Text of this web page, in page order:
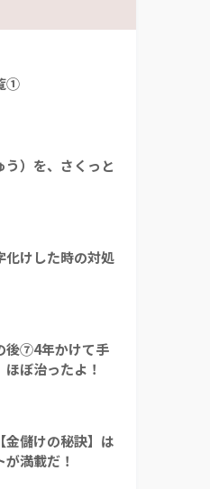
①
う）を、さくっと
化けした時の対処
後⑦4年かけて手
ぼ治ったよ！
金儲けの秘訣】は
満載だ！